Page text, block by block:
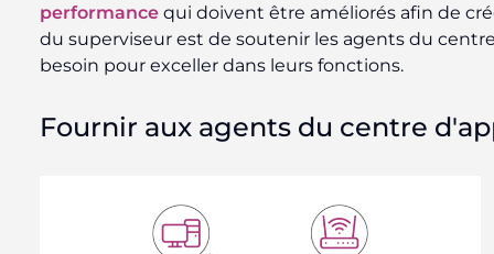
performance qui doivent être améliorés afin de
du superviseur est de soutenir les agents du
besoin pour exceller dans leurs fonctions.
Fournir aux agents du centre